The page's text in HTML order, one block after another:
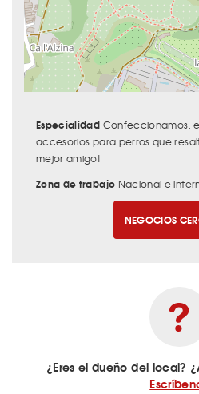
Especialidad Confeccionamos,
accesorios para perros que
mejor amigo!
Zona de trabajo Nacional e
NEGOCIOS
¿Eres el dueño del local?